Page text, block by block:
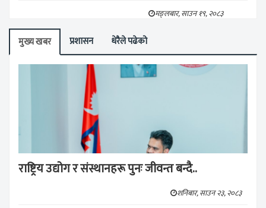
मङ्लबार, साउन १९, २०८३
मुख्य खबर प्रशासन धेरैले पढेको
राष्ट्रिय उद्योग र संस्थानहरू पुनः जीवन्त बन्दै..
शनिबार, साउन २३, २०८३